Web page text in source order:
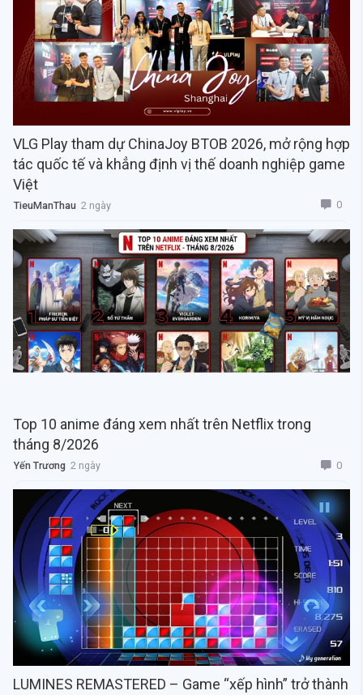
VLG Play tham dự ChinaJoy BTOB 2026, mở rộng hợp
tác quốc tế và khẳng định vị thế doanh nghiệp game
Việt
TieuManThau 2 ngày 0
Top 10 anime đáng xem nhất trên Netflix trong
tháng 8/2026
Yến Trương 2 ngày 0
LUMINES REMASTERED – Game “xếp hình” trở thành